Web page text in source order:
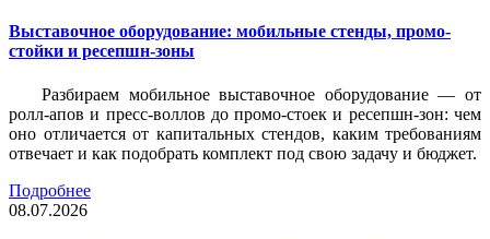
Выставочное оборудование: мобильные стенды, промо-
стойки и ресепшн-зоны
Разбираем мобильное выставочное оборудование — от
ролл-апов и пресс-воллов до промо-стоек и ресепшн-зон: чем
оно отличается от капитальных стендов, каким требованиям
отвечает и как подобрать комплект под свою задачу и бюджет.
Подробнее
08.07.2026